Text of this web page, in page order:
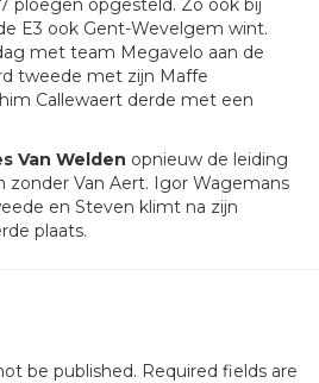
ploegen opgesteld. Zo ook bij
E3 ook Gent-Wevelgem wint.
met team Megavelo aan de
tweede met zijn Maffe
Callewaert derde met een
Van Welden opnieuw de leiding
zonder Van Aert. Igor Wagemans
en Steven klimt na zijn
plaats.
be published. Required fields are